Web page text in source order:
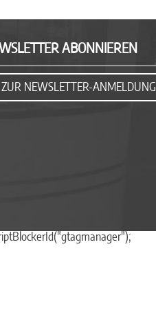
ABONNIEREN
ZUR NEWSLETTER-ANMELDUNG